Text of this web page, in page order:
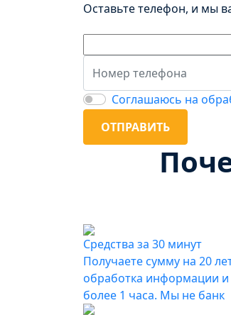
Оставьте телефон, и мы
Соглашаюсь на
ОТПРАВИТЬ
Средства за 30 минут
Получаете сумму на 20
обработка информации
более 1 часа. Мы не банк